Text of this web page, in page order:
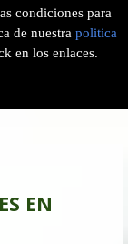
condiciones para
de nuestra politica
en los enlaces.
EN